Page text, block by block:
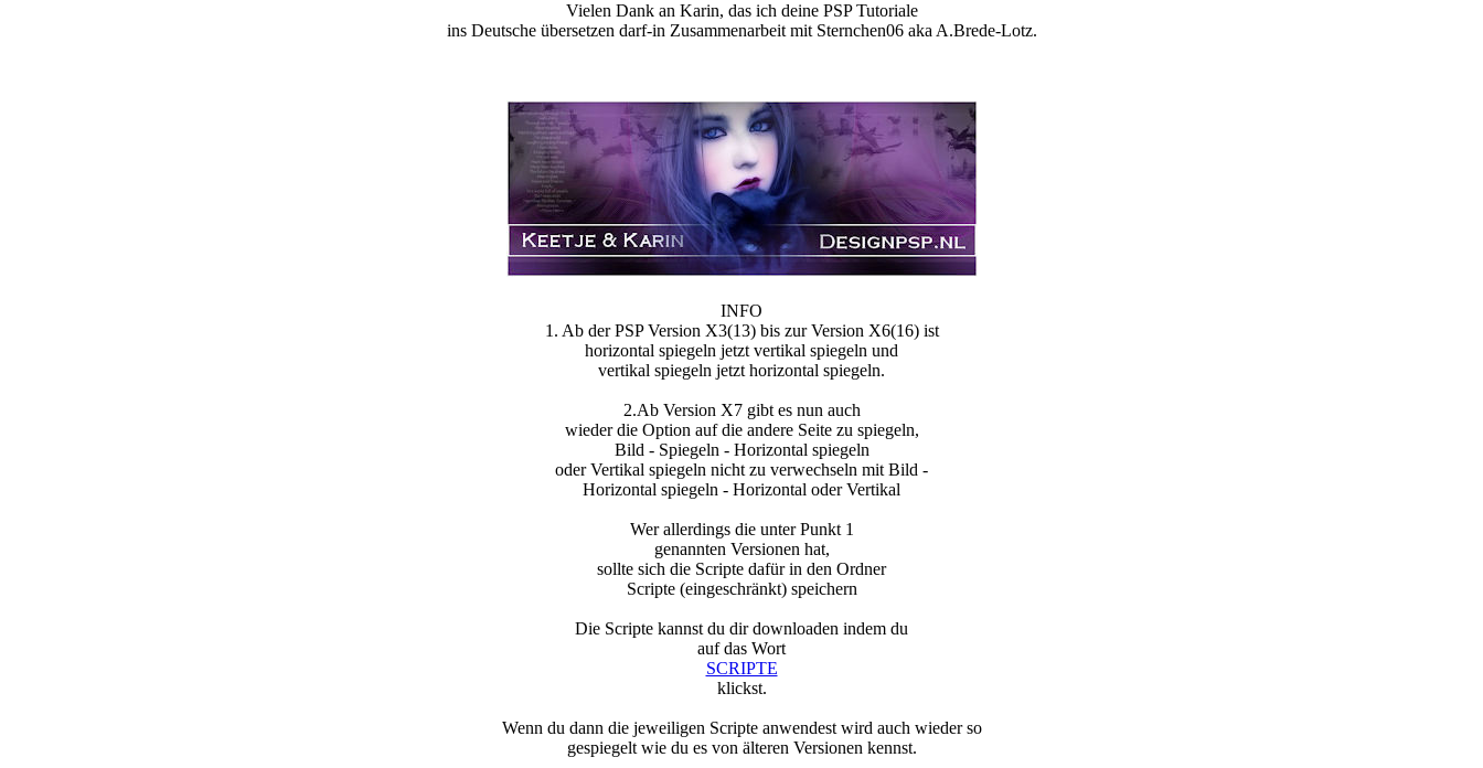
Vielen Dank an Karin, das ich deine PSP Tutoriale
ins Deutsche übersetzen darf-in Zusammenarbeit mit Sternchen06 aka A.Brede-Lotz.
INFO
1. Ab der PSP Version X3(13) bis zur Version X6(16) ist
horizontal spiegeln jetzt vertikal spiegeln und
vertikal spiegeln jetzt horizontal spiegeln.
2.Ab Version X7 gibt es nun auch
wieder die Option auf die andere Seite zu spiegeln,
Bild - Spiegeln - Horizontal spiegeln
oder Vertikal spiegeln nicht zu verwechseln mit Bild -
Horizontal spiegeln - Horizontal oder Vertikal
Wer allerdings die unter Punkt 1
genannten Versionen hat,
sollte sich die Scripte dafür in den Ordner
Scripte (eingeschränkt) speichern
Die Scripte kannst du dir downloaden indem du
auf das Wort
SCRIPTE
klickst.
Wenn du dann die jeweiligen Scripte anwendest wird auch wieder so
gespiegelt wie du es von älteren Versionen kennst.